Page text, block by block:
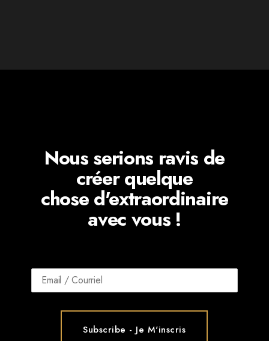
Nous serions ravis de
créer quelque
chose d'extraordinaire
avec vous !